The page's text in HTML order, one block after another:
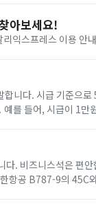
아보세요!